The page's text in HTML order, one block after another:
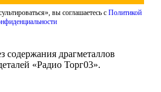
вы соглашаетесь с Политикой
содержания драгметаллов
«Радио Торг03».